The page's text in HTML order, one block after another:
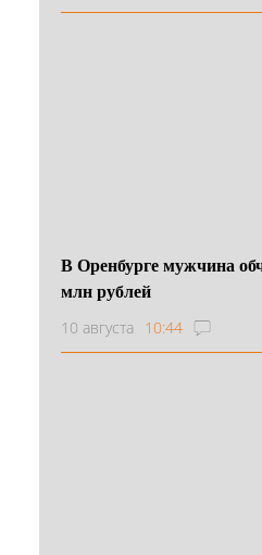
В Оренбурге мужчина
млн рублей
10 августа 10:44